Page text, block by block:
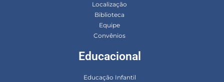
Localização
Biblioteca
Equipe
Convênios
Educacional
Educação Infantil